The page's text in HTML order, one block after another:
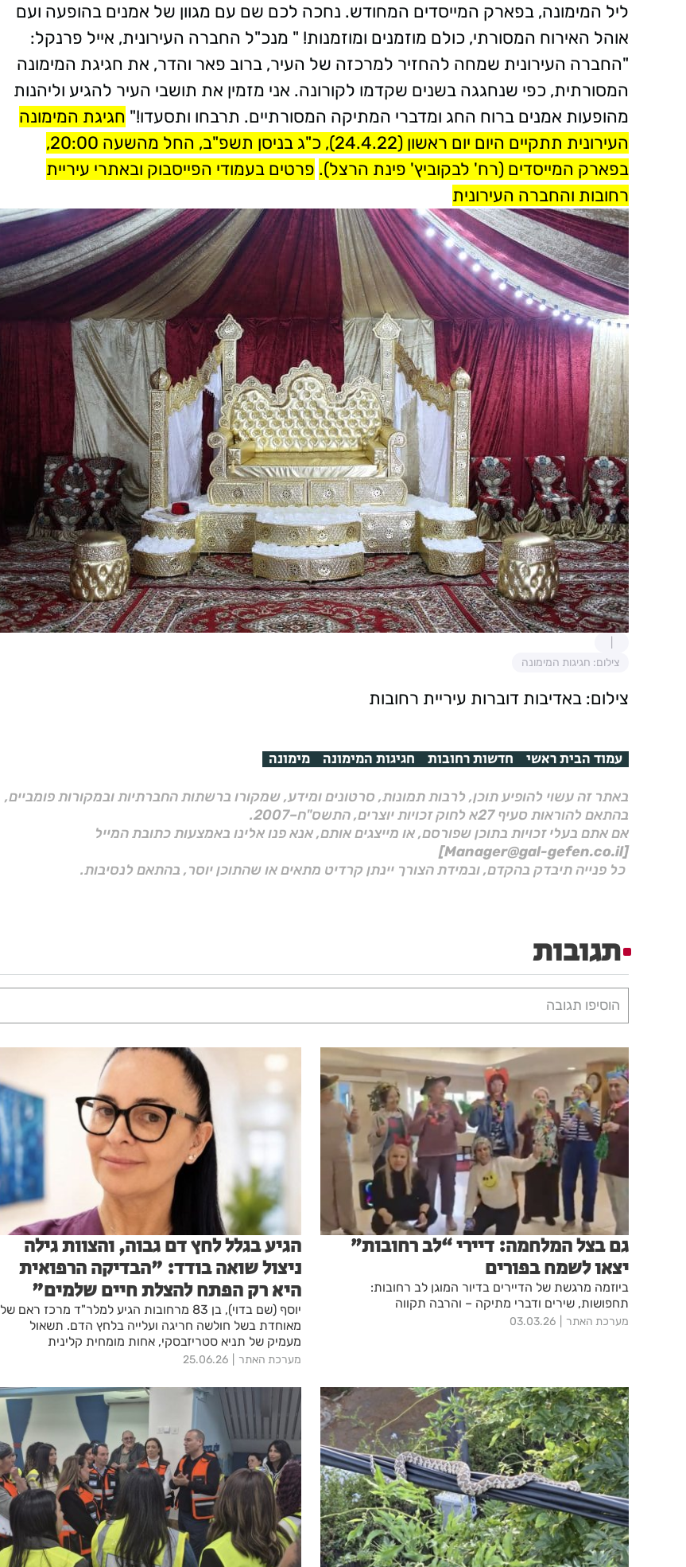
ליל המימונה, בפארק המייסדים המחודש. נחכה לכם שם עם מגוון של אמנים בהופעה ועם
אוהל האירוח המסורתי, כולם מוזמנים ומוזמנות! " מנכ"ל החברה העירונית, אייל פרנקל:
"החברה העירונית שמחה להחזיר למרכזה של העיר, ברוב פאר והדר, את חגיגת המימונה
המסורתית, כפי שנחגגה בשנים שקדמו לקורונה. אני מזמין את תושבי העיר להגיע וליהנות
מהופעות אמנים ברוח החג ומדברי המתיקה המסורתיים. תרבחו ותסעדו!" חגיגת המימונה
העירונית תתקיים היום יום ראשון (24.4.22), כ"ג בניסן תשפ"ב, החל מהשעה 20:00,
בפארק המייסדים (רח' לבקוביץ' פינת הרצל). פרטים בעמודי הפייסבוק ובאתרי עיריית
רחובות והחברה העירונית
צילום: חגיגות המימונה
צילום: באדיבות דוברות עיריית רחובות
עמוד הבית ראשי חדשות רחובות חגיגות המימונה מימונה
באתר זה עשוי להופיע תוכן, לרבות תמונות, סרטונים ומידע, שמקורו ברשתות החברתיות ובמקורות פומביים,
בהתאם להוראות סעיף 27א לחוק זכויות יוצרים, התשס"ח–2007.
אם אתם בעלי זכויות בתוכן שפורסם, או מייצגים אותם, אנא פנו אלינו באמצעות כתובת המייל
[Manager@gal-gefen.co.il]
כל פנייה תיבדק בהקדם, ובמידת הצורך יינתן קרדיט מתאים או שהתוכן יוסר, בהתאם לנסיבות.
תגובות
הוסיפו תגובה
גם בצל המלחמה: דיירי “לב רחובות”
יצאו לשמח בפורים
ביוזמה מרגשת של הדיירים בדיור המוגן לב רחובות:
תחפושות, שירים ודברי מתיקה – והרבה תקווה
מערכת האתר 03.03.26
הגיע בגלל לחץ דם גבוה, והצוות גילה
ניצול שואה בודד: "הבדיקה הרפואית
היא רק הפתח להצלת חיים שלמים"
יוסף (שם בדוי), בן 83 מרחובות הגיע למלר"ד מרכז ראם של
מאוחדת בשל חולשה חריגה ועלייה בלחץ הדם. תשאול
מעמיק של תניא סטריזבסקי, אחות מומחית קלינית
בגריאטריה, חשף מציאות כואבת: ניצול שואה ערירי, שילדיו
מעטפת טיפולית רב-מקצועית, הוא זכה למיצוי זכויות,
השגחה צמודה ואיכות חיים מחודשת: "אנחנו לא משחררים
מטופל בסיכון עד שמוצאים לו פתרון"
מערכת האתר 25.06.26